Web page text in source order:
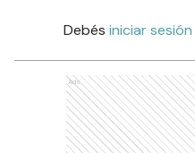
Debés iniciar sesión
Ads